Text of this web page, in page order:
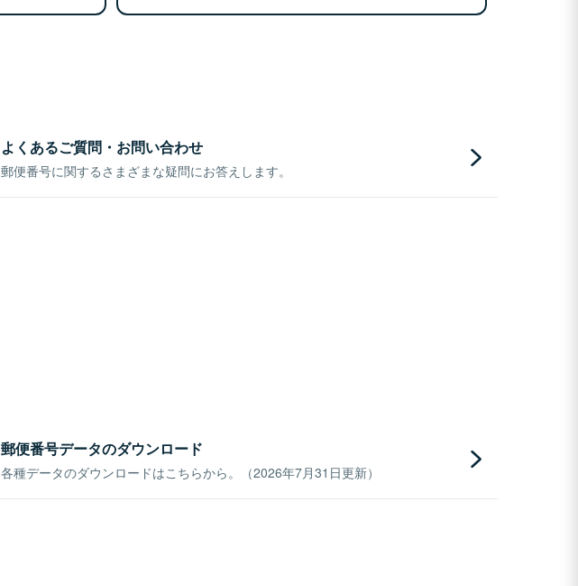
よくあるご質問・お問い合わせ
郵便番号に関するさまざまな疑問にお答えします。
郵便番号データのダウンロード
各種データのダウンロードはこちらから。（2026年7月31日更新）